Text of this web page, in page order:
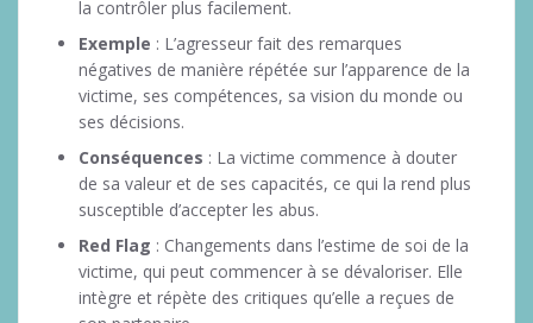
la contrôler plus facilement.
Exemple : L’agresseur fait des remarques
négatives de manière répétée sur l’apparence de la
victime, ses compétences, sa vision du monde ou
ses décisions.
Conséquences : La victime commence à douter
de sa valeur et de ses capacités, ce qui la rend plus
susceptible d’accepter les abus.
Red Flag : Changements dans l’estime de soi de la
victime, qui peut commencer à se dévaloriser. Elle
intègre et répète des critiques qu’elle a reçues de